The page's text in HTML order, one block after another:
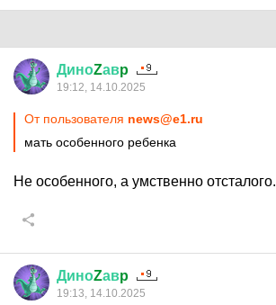
ДиноZавp
19:12, 14.10.2025
От пользователя news@e1.ru
мать особенного ребенка
Не особенного, а умственно отсталого.
ДиноZавp
19:13, 14.10.2025